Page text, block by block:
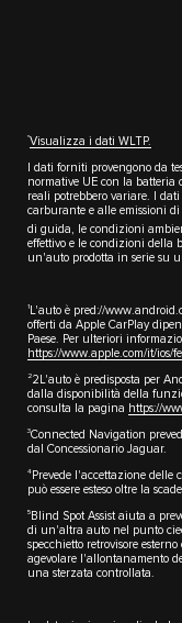
††Visualizza i dati WLTP.
I dati forniti provengono da
normative UE con la batteria
reali potrebbero variare. I
carburante e alle emissioni di
di guida, le condizioni
effettivo e le condizioni della
un'auto prodotta in serie su
1
L'auto è pred://
offerti da Apple CarPlay
Paese. Per ulteriori
https://www.apple.com/it/ios/
22L'auto è predisposta per
dalla disponibilità della
consulta la pagina https://
3Connected Navigation
dal Concessionario Jaguar.
4 Prevede l'accettazione
può essere esteso oltre la
5 Blind Spot Assist aiuta a
di un'altra auto nel punto
specchietto retrovisore
agevolare l'allontanamento
una sterzata controllata.